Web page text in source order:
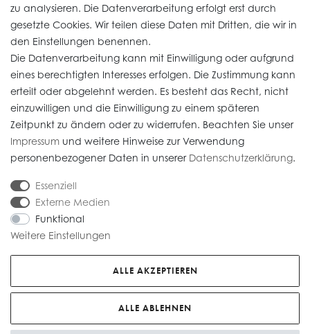
Informationen
Widerrufs­recht
Impressum
AGB
Kundenauftrag) sind nach § 25 A UStG besteuert, die MwSt ist nicht
ausweisbar. Alle Preise zzgl.Versandkosten
zu analysieren. Die Datenverarbeitung erfolgt erst durch
gesetzte Cookies. Wir teilen diese Daten mit Dritten, die wir in
den Einstellungen benennen.
Die Datenverarbeitung kann mit Einwilligung oder aufgrund
eines berechtigten Interesses erfolgen. Die Zustimmung kann
erteilt oder abgelehnt werden. Es besteht das Recht, nicht
einzuwilligen und die Einwilligung zu einem späteren
Zeitpunkt zu ändern oder zu widerrufen. Beachten Sie unser
Impressum und weitere Hinweise zur Verwendung
personenbezogener Daten in unserer Daten­schutz­erklärung.
Essenziell
Externe Medien
Funktional
Weitere Einstellungen
ALLE AKZEPTIEREN
ALLE ABLEHNEN